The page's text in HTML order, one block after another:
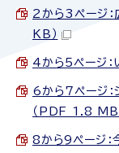
2から3ページ
KB）
4から5ページ
6から7ページ：
（PDF 1.8 MB
8から9ページ：